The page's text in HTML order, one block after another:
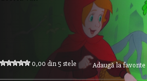
0,00 din 5 stele Adaugă la favorite